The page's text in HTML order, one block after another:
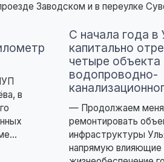
Заводском и в переулке
в
С начала года в
капитально
четыре объекта
водопроводно-
— Продолжаем
ремонтировать
инфраструктуры
напрямую влияющие